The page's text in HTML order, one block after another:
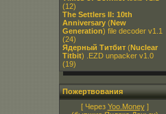
(12)
The Settlers II: 10th
Anniversary (New
Generation) file decoder v1.1
(24)
Ядерный Титбит (Nuclear
Titbit) .EZD unpacker v1.0
(19)
Пожертвования
[ Через Yoo.Money]